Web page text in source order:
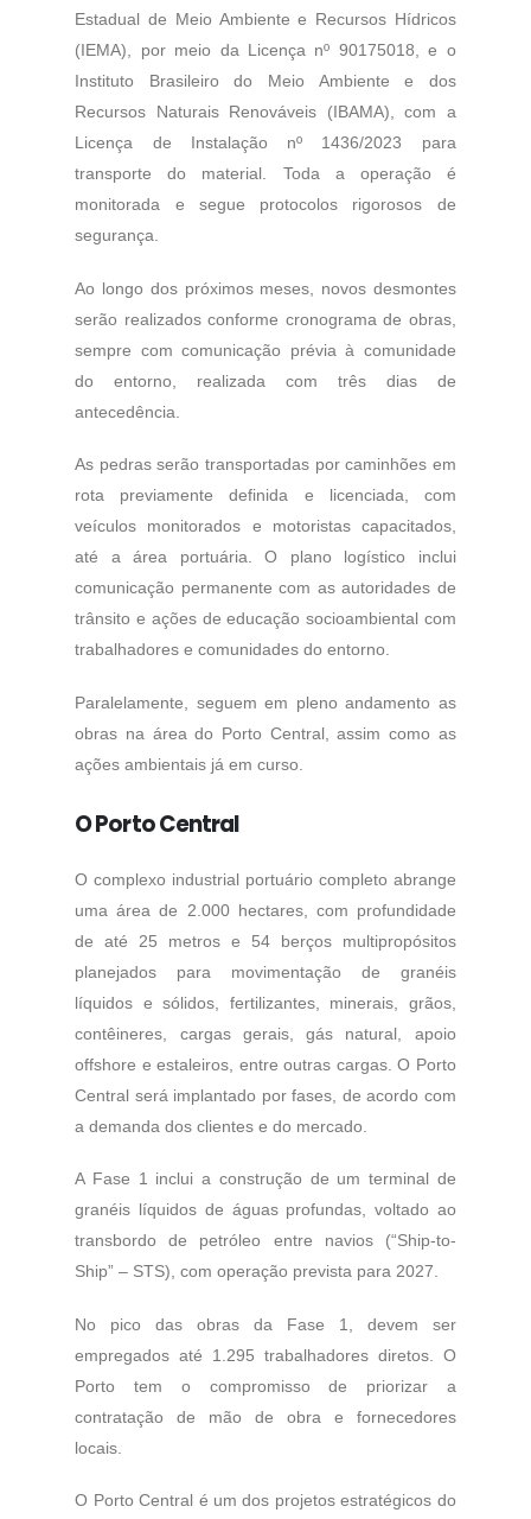
Estadual de Meio Ambiente e Recursos Hídricos
(IEMA), por meio da Licença nº 90175018, e o
Instituto Brasileiro do Meio Ambiente e dos
Recursos Naturais Renováveis (IBAMA), com a
Licença de Instalação nº 1436/2023 para
transporte do material. Toda a operação é
monitorada e segue protocolos rigorosos de
segurança.
Ao longo dos próximos meses, novos desmontes
serão realizados conforme cronograma de obras,
sempre com comunicação prévia à comunidade
do entorno, realizada com três dias de
antecedência.
As pedras serão transportadas por caminhões em
rota previamente definida e licenciada, com
veículos monitorados e motoristas capacitados,
até a área portuária. O plano logístico inclui
comunicação permanente com as autoridades de
trânsito e ações de educação socioambiental com
trabalhadores e comunidades do entorno.
Paralelamente, seguem em pleno andamento as
obras na área do Porto Central, assim como as
ações ambientais já em curso.
O Porto Central
O complexo industrial portuário completo abrange
uma área de 2.000 hectares, com profundidade
de até 25 metros e 54 berços multipropósitos
planejados para movimentação de granéis
líquidos e sólidos, fertilizantes, minerais, grãos,
contêineres, cargas gerais, gás natural, apoio
offshore e estaleiros, entre outras cargas. O Porto
Central será implantado por fases, de acordo com
a demanda dos clientes e do mercado.
A Fase 1 inclui a construção de um terminal de
granéis líquidos de águas profundas, voltado ao
transbordo de petróleo entre navios (“Ship-to-
Ship” – STS), com operação prevista para 2027.
No pico das obras da Fase 1, devem ser
empregados até 1.295 trabalhadores diretos. O
Porto tem o compromisso de priorizar a
contratação de mão de obra e fornecedores
locais.
O Porto Central é um dos projetos estratégicos do